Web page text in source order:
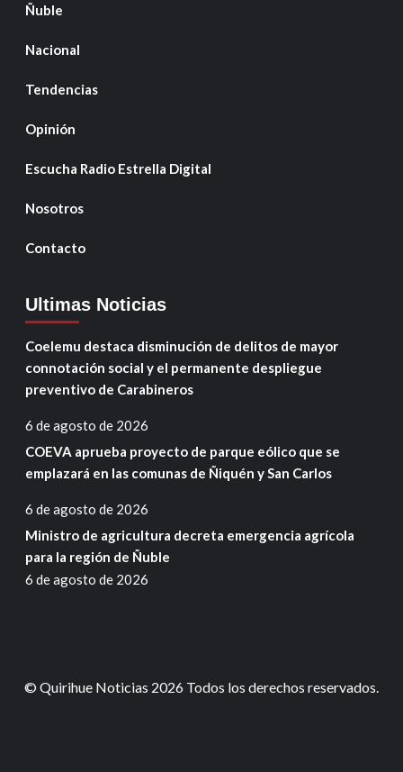
Ñuble
Nacional
Tendencias
Opinión
Escucha Radio Estrella Digital
Nosotros
Contacto
Ultimas Noticias
Coelemu destaca disminución de delitos de mayor
connotación social y el permanente despliegue
preventivo de Carabineros
6 de agosto de 2026
COEVA aprueba proyecto de parque eólico que se
emplazará en las comunas de Ñiquén y San Carlos
6 de agosto de 2026
Ministro de agricultura decreta emergencia agrícola
para la región de Ñuble
6 de agosto de 2026